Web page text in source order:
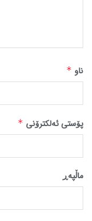
ناو *
پۆستی ئەلکترۆنی *
ماڵپه‌ڕ